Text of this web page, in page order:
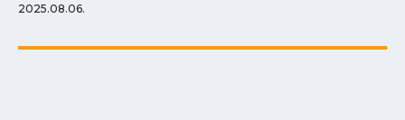
2025.08.06.